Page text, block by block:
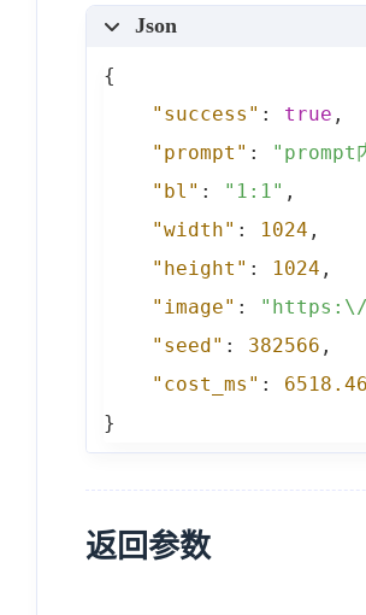
Json
{
"success" : true ,
"prompt" : "prompt
"bl" : "1:1" ,
"width" : 1024 ,
"height" : 1024 ,
"image" :
"https:\/\/
"seed" : 382566 ,
"cost_ms" :
6518.46
}
返回参数